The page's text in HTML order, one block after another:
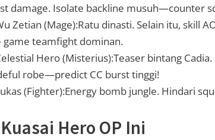
damage. Isolate backline musuh—counter
Zetian (Mage):Ratu dinasti. Selain itu, skill
game teamfight dominan.
Hero (Misterius):Teaser bintang
robe—predict CC burst tinggi!
(Fighter):Energy bomb jungle. Hindari
Hero OP Ini